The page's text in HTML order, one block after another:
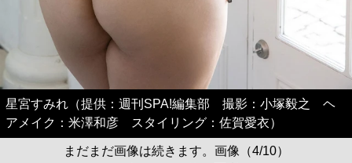
星宮すみれ（提供：週刊SPA!編集部 撮影：小塚毅之 ヘ
アメイク：米澤和彦 スタイリング：佐賀愛衣）
まだまだ画像は続きます。画像（4/10）